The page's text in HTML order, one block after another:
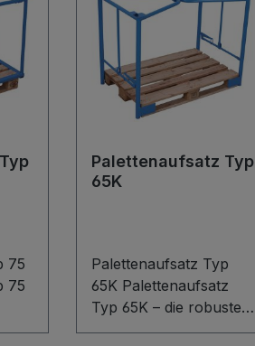
75
75
Palettenaufsatz Typ
65K
Palettenaufsatz Typ
65K Palettenaufsatz
Typ 65K – die robuste
Schweißkonstruktion